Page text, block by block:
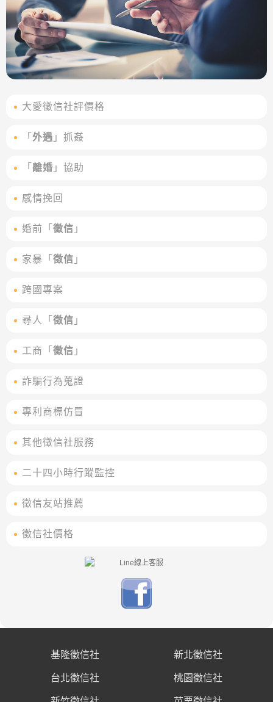
大愛徵信社評價格
「 外遇 」抓姦
「 離婚 」協助
感情挽回
婚前「 徵信 」
家暴「 徵信 」
跨國專案
尋人「 徵信 」
工商「 徵信 」
詐騙行為蒐證
專利商標仿冒
其他徵信社服務
二十四小時行蹤監控
徵信友站推薦
徵信社價格
基隆徵信社 新北徵信社
台北徵信社 桃園徵信社